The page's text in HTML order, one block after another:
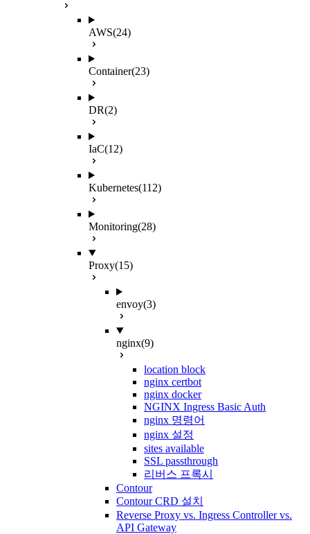
AWS(24)
Container(23)
DR(2)
IaC(12)
Kubernetes(112)
Monitoring(28)
Proxy(15)
envoy(3)
nginx(9)
location block
nginx certbot
nginx docker
NGINX Ingress Basic Auth
nginx 명령어
nginx 설정
sites available
SSL passthrough
리버스 프록시
Contour
Contour CRD 설치
Reverse Proxy vs. Ingress Controller vs.
API Gateway